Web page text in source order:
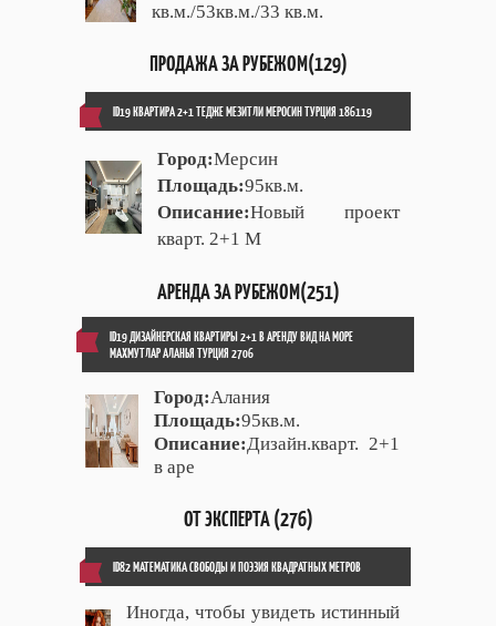
кв.м./53кв.м./33 кв.м.
ПРОДАЖА ЗА РУБЕЖОМ(129)
ID19 КВАРТИРА 2+1 ТЕДЖЕ МЕЗИТЛИ МЕРОСИН ТУРЦИЯ 186119
Город:Мерсин
Площадь:95кв.м.
Описание:Новый проект
кварт. 2+1 М
АРЕНДА ЗА РУБЕЖОМ(251)
ID19 ДИЗАЙНЕРСКАЯ КВАРТИРЫ 2+1 В АРЕНДУ ВИД НА МОРЕ
МАХМУТЛАР АЛАНЬЯ ТУРЦИЯ 2706
Город:Алания
Площадь:95кв.м.
Описание:Дизайн.кварт. 2+1
в аре
ОТ ЭКСПЕРТА (276)
ID82 МАТЕМАТИКА СВОБОДЫ И ПОЭЗИЯ КВАДРАТНЫХ МЕТРОВ
Иногда, чтобы увидеть истинный